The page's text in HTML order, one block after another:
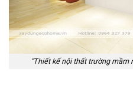
“Thiết kế nội thất trường mầm